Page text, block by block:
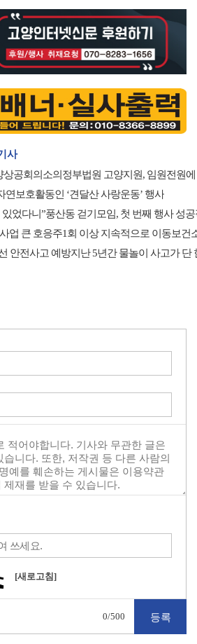
사
공회의소의정부법원 고양지원, 임원전원
연보호활동인 ‘견달산 사랑운동’ 행사
었다니”풍산동 걷기모임, 첫 번째 행사 성
업 큰 호응주1회 이상 지속적으로 이동보건
안전사고 예방지난 5년간 물놀이 사고가 단
[새로고침]
0/500